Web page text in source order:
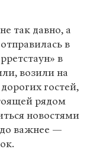
так давно, а
в
в
возили на
гостей,
рядом
новостями
важнее —